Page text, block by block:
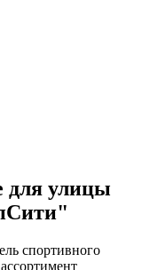
для улицы
спортивного